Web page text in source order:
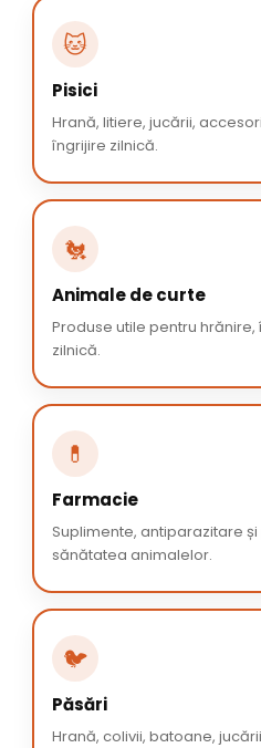
🐱
Pisici
Hrană, litiere, jucării,
îngrijire zilnică.
🐔
Animale de curte
Produse utile pentru
zilnică.
💊
Farmacie
Suplimente, antiparazitare
sănătatea animalelor.
🐦
Păsări
Hrană, colivii, batoane,